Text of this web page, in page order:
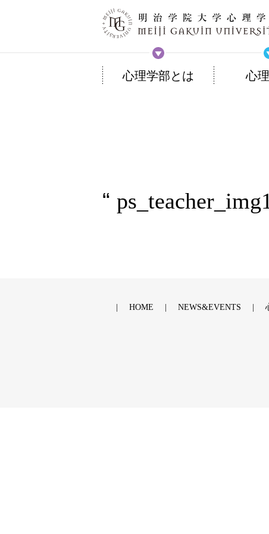
心理学部とは 心
HOME NEWS&EVENTS